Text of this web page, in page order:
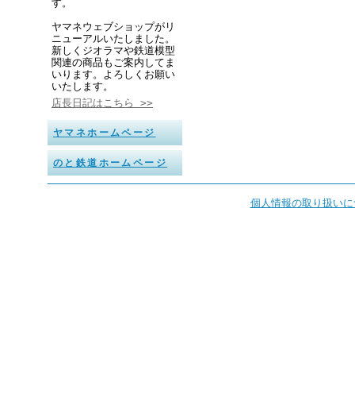
す。
ヤマネウェブショップがリ
ニューアルいたしました。
新しくジオラマや鉄道模型
関連の商品もご案内してま
いります。よろしくお願い
いたします。
店長日記はこちら >>
ヤマネホームページ
のと鉄道ホームページ
個人情報の取り扱い